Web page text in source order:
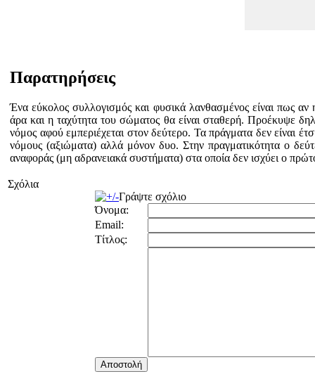
Παρατηρήσεις
Ένα εύκολος συλλογισμός και φυσικά λανθασμένος είναι πως
άρα και η ταχύτητα του σώματος θα είναι σταθερή. Προέκυψε
νόμος αφού εμπεριέχεται στον δεύτερο. Τα πράγματα δεν είναι
νόμους (αξιώματα) αλλά μόνον δυο. Στην πραγματικότητα ο
αναφοράς (μη αδρανειακά συστήματα) στα οποία δεν ισχύει ο
Σχόλια
Γράψτε σχόλιο
Όνομα:
Email:
Τίτλος: